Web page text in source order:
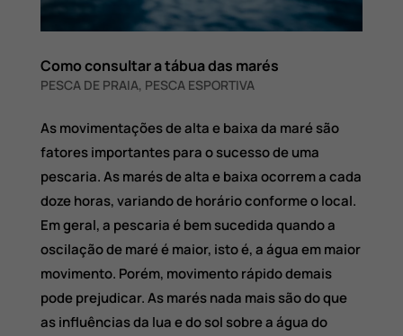
Como consultar a tábua das marés
PESCA DE PRAIA, PESCA ESPORTIVA
As movimentações de alta e baixa da maré são
fatores importantes para o sucesso de uma
pescaria. As marés de alta e baixa ocorrem a cada
doze horas, variando de horário conforme o local.
Em geral, a pescaria é bem sucedida quando a
oscilação de maré é maior, isto é, a água em maior
movimento. Porém, movimento rápido demais
pode prejudicar. As marés nada mais são do que
as influências da lua e do sol sobre a água do